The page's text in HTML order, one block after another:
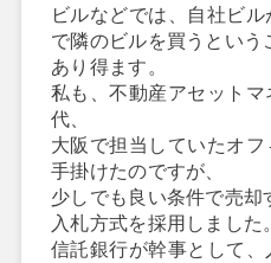
ビルなどでは、自社ビ
で隣のビルを買うという
あり得ます。
私も、不動産アセット
代、
大阪で担当していたオ
手掛けたのですが、
少しでも良い条件で売却
入札方式を採用しました
信託銀行が幹事として